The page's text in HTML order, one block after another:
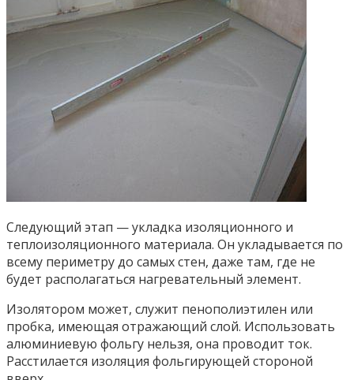
Следующий этап — укладка изоляционного и
теплоизоляционного материала. Он укладывается по
всему периметру до самых стен, даже там, где не
будет располагаться нагревательный элемент.
Изолятором может, служит пенополиэтилен или
пробка, имеющая отражающий слой. Использовать
алюминиевую фольгу нельзя, она проводит ток.
Расстилается изоляция фольгирующей стороной